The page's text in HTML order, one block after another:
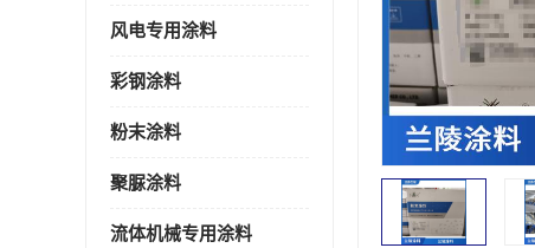
风电专用涂料
彩钢涂料
粉末涂料
聚脲涂料
流体机械专用涂料